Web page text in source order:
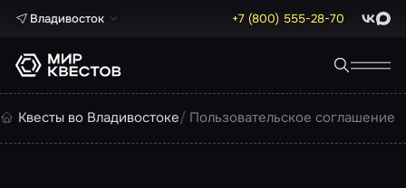
Владивосток +7 (800) 555-28-70 Max
Квесты во Владивостоке Пользовательское соглашение